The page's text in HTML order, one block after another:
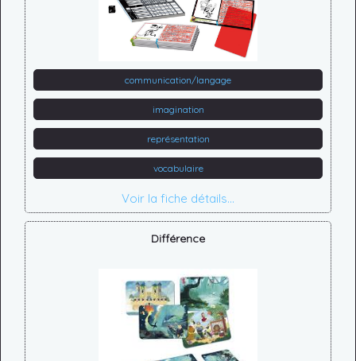
communication/langage
imagination
représentation
vocabulaire
Voir la fiche détails...
Différence